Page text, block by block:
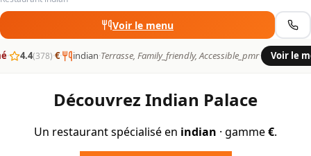
Voir le menu
· 4.4(378)·€· indian·Terrasse, Family_friendly, Accessible_pmr· Voir le
Découvrez Indian Palace
Un restaurant spécialisé en indian · gamme€.